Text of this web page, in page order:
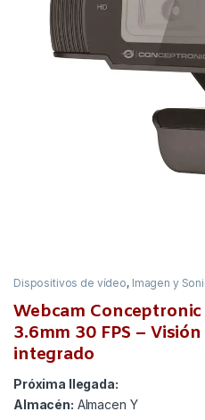
Dispositivos de vídeo, Imagen y
Webcam
3.6mm 30 FPS –
integrado
Próxima llegada:
Almacén: Almacen Y